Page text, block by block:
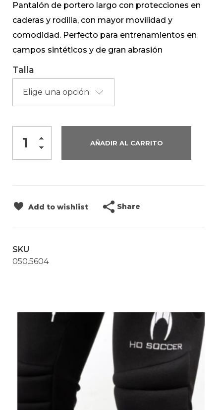
Pantalón de portero largo con protecciones en
caderas y rodilla, con mayor movilidad y
comodidad. Perfecto para entrenamientos en
campos sintéticos y de gran abrasión
Talla
AÑADIR AL CARRITO
Add to wishlist Share
SKU
050.5604